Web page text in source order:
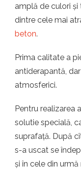
amplă de culori
dintre cele mai
beton.
Prima calitate a
antiderapantă,
atmosferici.
Pentru realizarea
solutie specială,
suprafață. După
s-a uscat se
și în cele din